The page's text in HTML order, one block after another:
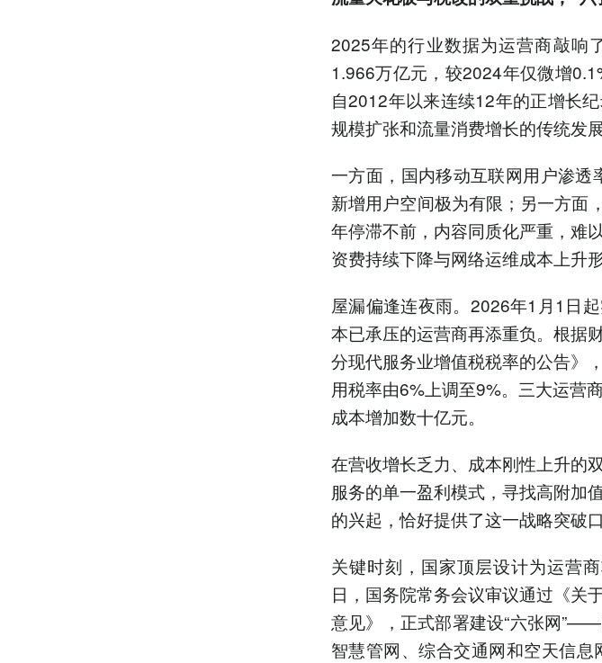
2025年的行业数据为运营商敲响
1.966万亿元，较2024年仅微增
自2012年以来连续12年的正增长
规模扩张和流量消费增长的传统发
一方面，国内移动互联网用户渗透
新增用户空间极为有限；另一方面
年停滞不前，内容同质化严重，难
资费持续下降与网络运维成本上升
屋漏偏逢连夜雨。2026年1月1日
本已承压的运营商再添重负。根据
分现代服务业增值税税率的公告》
用税率由6%上调至9%。三大运营
成本增加数十亿元。
在营收增长乏力、成本刚性上升的
服务的单一盈利模式，寻找高附加
的兴起，恰好提供了这一战略突破口
关键时刻，国家顶层设计为运营
日，国务院常务会议审议通过《关
意见》，正式部署建设“六张网
智慧管网、综合交通网和空天信息